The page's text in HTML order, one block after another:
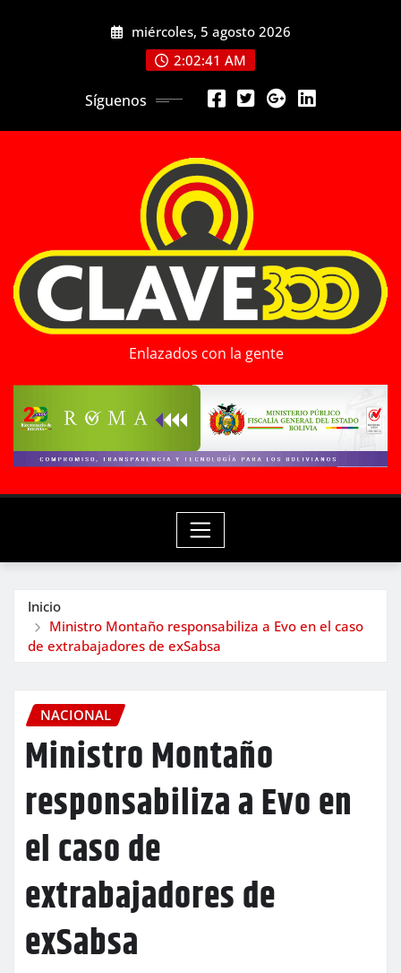
miércoles, 5 agosto 2026
2:02:43 AM
Síguenos
Enlazados con la gente
Inicio
Ministro Montaño responsabiliza a Evo en el caso
de extrabajadores de exSabsa
NACIONAL
Ministro Montaño
responsabiliza a Evo en
el caso de
extrabajadores de
exSabsa